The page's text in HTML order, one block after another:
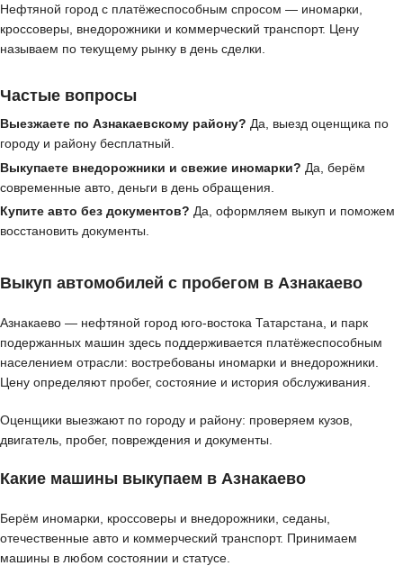
Нефтяной город с платёжеспособным спросом — иномарки,
кроссоверы, внедорожники и коммерческий транспорт. Цену
называем по текущему рынку в день сделки.
Частые вопросы
Выезжаете по Азнакаевскому району? Да, выезд оценщика по
городу и району бесплатный.
Выкупаете внедорожники и свежие иномарки? Да, берём
современные авто, деньги в день обращения.
Купите авто без документов? Да, оформляем выкуп и поможем
восстановить документы.
Выкуп автомобилей с пробегом в Азнакаево
Азнакаево — нефтяной город юго-востока Татарстана, и парк
подержанных машин здесь поддерживается платёжеспособным
населением отрасли: востребованы иномарки и внедорожники.
Цену определяют пробег, состояние и история обслуживания.
Оценщики выезжают по городу и району: проверяем кузов,
двигатель, пробег, повреждения и документы.
Какие машины выкупаем в Азнакаево
Берём иномарки, кроссоверы и внедорожники, седаны,
отечественные авто и коммерческий транспорт. Принимаем
машины в любом состоянии и статусе.